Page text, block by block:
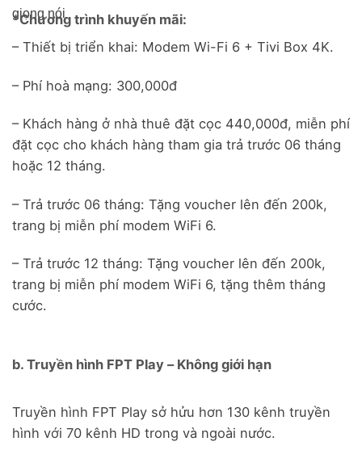
giọng nói
*Chương trình khuyến mãi:
– Thiết bị triển khai: Modem Wi-Fi 6 + Tivi Box 4K.
– Phí hoà mạng: 300,000đ
– Khách hàng ở nhà thuê đặt cọc 440,000đ, miễn phí
đặt cọc cho khách hàng tham gia trả trước 06 tháng
hoặc 12 tháng.
– Trả trước 06 tháng: Tặng voucher lên đến 200k,
trang bị miễn phí modem WiFi 6.
– Trả trước 12 tháng: Tặng voucher lên đến 200k,
trang bị miễn phí modem WiFi 6, tặng thêm tháng
cước.
b. Truyền hình FPT Play – Không giới hạn
Truyền hình FPT Play sở hửu hơn 130 kênh truyền
hình với 70 kênh HD trong và ngoài nước.